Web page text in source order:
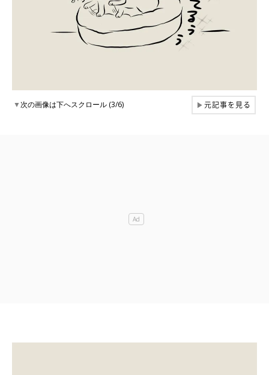
▼次の画像は下へスクロール (3/6) ▶元記事を見る